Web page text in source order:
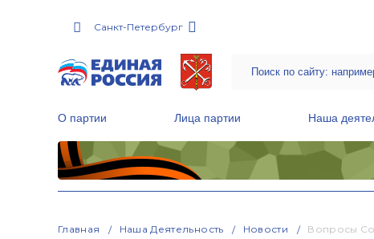
Санкт-Петербург
О партии Лица партии Наша
Главная Наша Деятельность Новости Вопросы